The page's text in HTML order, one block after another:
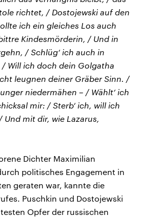
richtet, / Dostojewski auf den
ich ein gleiches Los auch
Kindesmörderin, / Und in
/ Schlüg‘ ich auch in
Will ich doch dein Golgatha
leugnen deiner Gräber Sinn. /
niedermähen – / Wählt‘ ich
mir: / Sterb‘ ich, will ich
mit dir, wie Lazarus,
Dichter Maximilian
politisches Engagement in
geraten war, kannte die
Puschkin und Dostojewski
Opfer der russischen